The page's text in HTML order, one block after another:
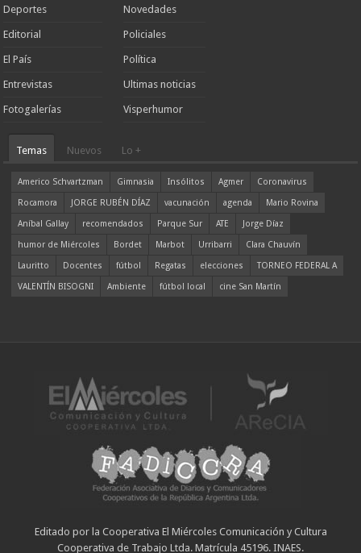
Deportes
Editorial
El País
Entrevistas
Fotogalerías
Novedades
Policiales
Política
Ultimas noticias
Visperhumor
Temas Nuevos Lo +
Americo Schvartzman Gimnasia Insólitos Agmer
Coronavirus
Rocamora
JORGE RUBÉN DÍAZ vacunación agenda
Mario Rovina
Aníbal Gallay
recomendados Parque Sur ATE
Jorge Díaz
humor de Miércoles
Bordet Marbot Urribarri
Clara Chauvín
Lauritto
Docentes fútbol Regatas elecciones
TORNEO FEDERAL A
VALENTÍN BISOGNI
Ambiente fútbol local cine San Martín
Editado por la Cooperativa El Miércoles Comunicación y Cultura
Cooperativa de Trabajo Ltda. Matrícula 45196. INAES.